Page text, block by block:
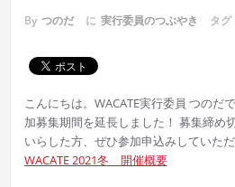
By つのだ に 実行委員のつぶやき タグ
こんにちは。WACATE実行委員 つのだ
加募集期間を延長しました！ 募集締め
いらした方、ぜひ参加申込みしていただ
WACATE 2021冬 開催概要